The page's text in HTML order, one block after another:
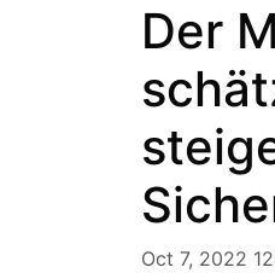
Der
Oct 7, 2022